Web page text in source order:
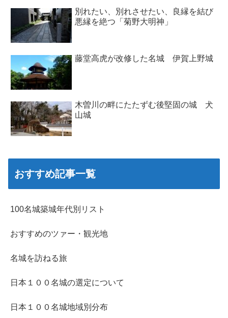
別れたい、別れさせたい、良縁を結び
悪縁を絶つ「菊野大明神」
藤堂高虎が改修した名城 伊賀上野城
木曽川の畔にたたずむ後堅固の城 犬
山城
おすすめ記事一覧
100名城築城年代別リスト
おすすめのツァー・観光地
名城を訪ねる旅
日本１００名城の選定について
日本１００名城地域別分布